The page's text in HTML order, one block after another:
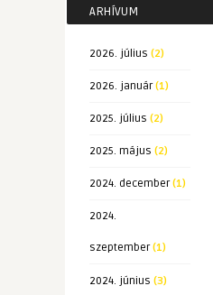
ARHÍVUM
2026. július (2)
2026. január(1)
2025. július (2)
2025. május (2)
2024. december(1)
2024.
szeptember(1)
2024. június (3)